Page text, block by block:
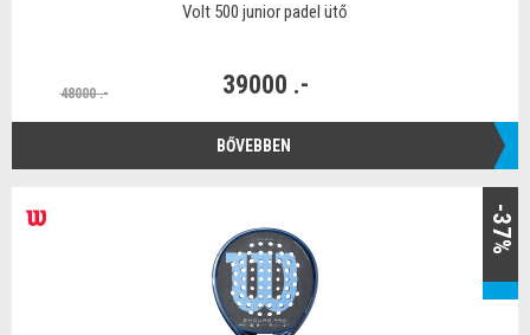
Volt 500 junior padel ütő
48000 .- 39000 .-
BŐVEBBEN
-37%